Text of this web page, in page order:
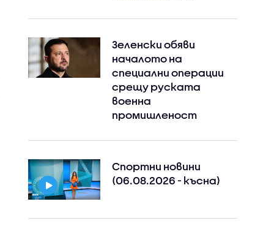
Facebook
Зеленски обяви
началото на
специални операции
срещу руската
военна
промишленост
Спортни новини
(06.08.2026 - късна)